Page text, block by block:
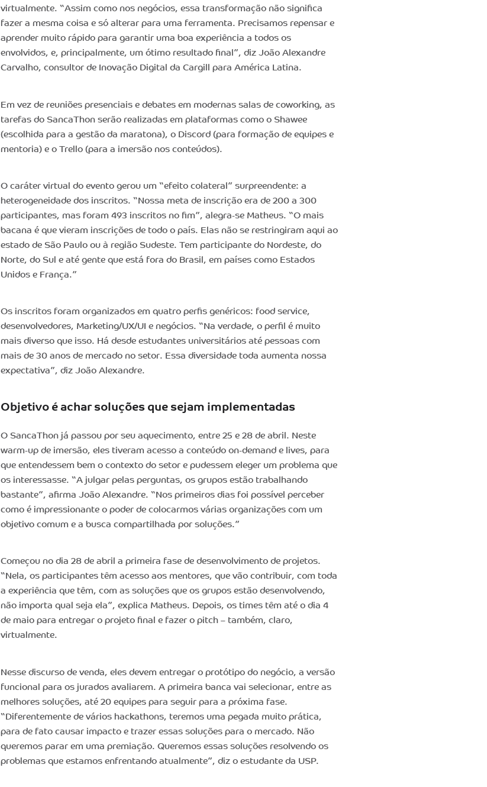
virtualmente. “Assim como nos negócios, essa transformação não significa
fazer a mesma coisa e só alterar para uma ferramenta. Precisamos repensar e
aprender muito rápido para garantir uma boa experiência a todos os
envolvidos, e, principalmente, um ótimo resultado final”, diz João Alexandre
Carvalho, consultor de Inovação Digital da Cargill para América Latina.
Em vez de reuniões presenciais e debates em modernas salas de coworking, as
tarefas do SancaThon serão realizadas em plataformas como o Shawee
(escolhida para a gestão da maratona), o Discord (para formação de equipes e
mentoria) e o Trello (para a imersão nos conteúdos).
O caráter virtual do evento gerou um “efeito colateral” surpreendente: a
heterogeneidade dos inscritos. “Nossa meta de inscrição era de 200 a 300
participantes, mas foram 493 inscritos no fim”, alegra-se Matheus. “O mais
bacana é que vieram inscrições de todo o país. Elas não se restringiram aqui ao
estado de São Paulo ou à região Sudeste. Tem participante do Nordeste, do
Norte, do Sul e até gente que está fora do Brasil, em países como Estados
Unidos e França.”
Os inscritos foram organizados em quatro perfis genéricos: food service,
desenvolvedores, Marketing/UX/UI e negócios. “Na verdade, o perfil é muito
mais diverso que isso. Há desde estudantes universitários até pessoas com
mais de 30 anos de mercado no setor. Essa diversidade toda aumenta nossa
expectativa”, diz João Alexandre.
Objetivo é achar soluções que sejam implementadas
O SancaThon já passou por seu aquecimento, entre 25 e 28 de abril. Neste
warm-up de imersão, eles tiveram acesso a conteúdo on-demand e lives, para
que entendessem bem o contexto do setor e pudessem eleger um problema que
os interessasse. “A julgar pelas perguntas, os grupos estão trabalhando
bastante”, afirma João Alexandre. “Nos primeiros dias foi possível perceber
como é impressionante o poder de colocarmos várias organizações com um
objetivo comum e a busca compartilhada por soluções.”
Começou no dia 28 de abril a primeira fase de desenvolvimento de projetos.
“Nela, os participantes têm acesso aos mentores, que vão contribuir, com toda
a experiência que têm, com as soluções que os grupos estão desenvolvendo,
não importa qual seja ela”, explica Matheus. Depois, os times têm até o dia 4
de maio para entregar o projeto final e fazer o pitch – também, claro,
virtualmente.
Nesse discurso de venda, eles devem entregar o protótipo do negócio, a versão
funcional para os jurados avaliarem. A primeira banca vai selecionar, entre as
melhores soluções, até 20 equipes para seguir para a próxima fase.
“Diferentemente de vários hackathons, teremos uma pegada muito prática,
para de fato causar impacto e trazer essas soluções para o mercado. Não
queremos parar em uma premiação. Queremos essas soluções resolvendo os
problemas que estamos enfrentando atualmente”, diz o estudante da USP.